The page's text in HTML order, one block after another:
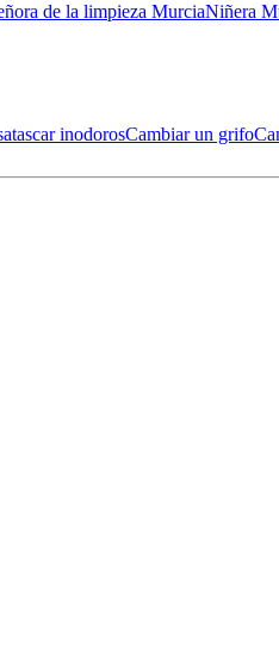
de la limpieza MurciaNiñera
inodorosCambiar un grifo